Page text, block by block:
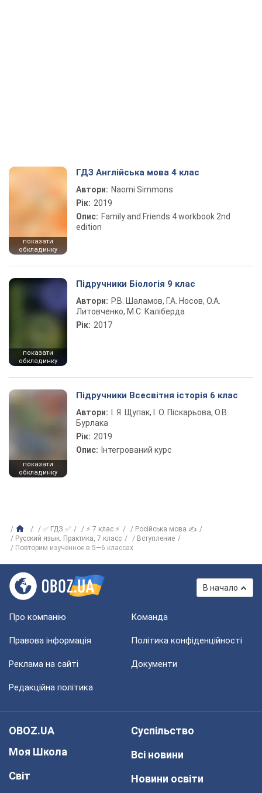
показати
обкладинку
ГДЗ Англійська мова 4 клас
Автори: Naomi Simmons
Рік: 2019
Опис: Family and Friends 4 workbook 2nd
edition
показати
обкладинку
Підручники Біологія 9 клас
Автори: Р.В. Шаламов, Г.А. Носов, О.А.
Литовченко, М.С. Каліберда
Рік: 2017
показати
обкладинку
Підручники Всесвітня історія 6 клас
Автори:
І. Я. Щупак, І. О. Піскарьова, О.В.
Бурлака
Рік: 2019
Опис: Інтегрований курс
✅ ГДЗ ✅ ⚡ 7 клас ⚡
Російська мова ✍
Русский язык. Практика, 7 класс
Вступление
Повторим изученное в 5—6 классах
В начало
Про компанію Команда
Правова інформація Політика конфіденційності
Реклама на сайті Документи
Редакційна політика
OBOZ.UA
Моя Школа
Світ
Суспільство
Всі новини
Новини освіти